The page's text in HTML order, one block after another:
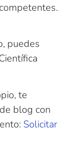
puedes
te
blog con
Solicitar